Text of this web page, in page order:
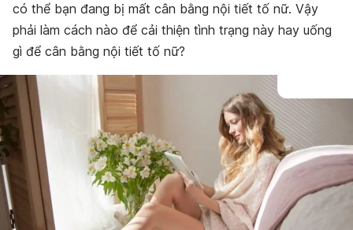
có thể bạn đang bị mất cân bằng nội tiết tố nữ. Vậy
phải làm cách nào để cải thiện tình trạng này hay uống
gì để cân bằng nội tiết tố nữ?